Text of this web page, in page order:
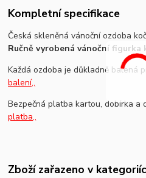
Kompletní specifikace
Česká skleněná vánoční ozdoba
Ručně vyrobená vánoční figurka
Každá ozdoba je důkladně balená
balení,,
Bezpečná platba kartou, dobírka a
platba,,
Zboží zařazeno v